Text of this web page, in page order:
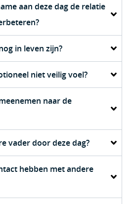
aan deze dag de relatie
in leven zijn?
niet veilig voel?
naar de
vader door deze dag?
hebben met andere